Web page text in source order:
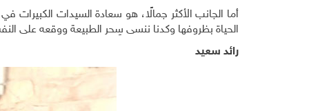
أما الجانب الأكثر جمالًا، هو سعادة السيدات الكبيرات
الحياة بظروفها وكدنا ننسى سِحر الطبيعة ووقعه على
رائد سعيد